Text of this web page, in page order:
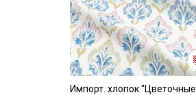
Импорт. хлопок "Цветочные